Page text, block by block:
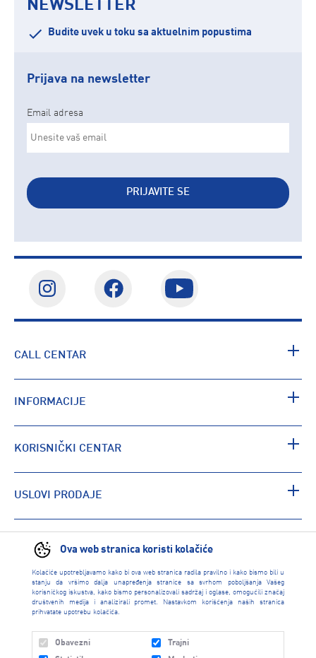
Ova web stranica koristi kolačiće
Kolačiće upotrebljavamo kako bi ova web stranica radila pravilno i kako bismo bili u
stanju da vršimo dalja unapređenja stranice sa svrhom poboljšanja Vašeg
korisničkog iskustva, kako bismo personalizovali sadržaj i oglase, omogućili značaj
društvenih medija i analizirali promet. Nastavkom korišćenja naših stranica
prihvatate upotrebu kolačića.
Obavezni
Trajni
NEWSLETTER
Budite uvek u toku sa aktuelnim popustima
Prijava na newsletter
Email adresa
PRIJAVITE SE
CALL CENTAR
INFORMACIJE
KORISNIČKI CENTAR
USLOVI PRODAJE
PRONAĐI RADNJU